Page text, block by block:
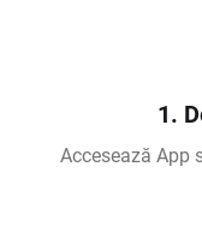
1.
Accesează App